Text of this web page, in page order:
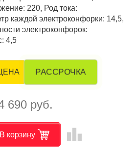
220, Род тока:
каждой электроконфорки: 14,5,
электроконфорок:
4,5
РАССРОЧКА
690 руб.
В корзину leaderboard